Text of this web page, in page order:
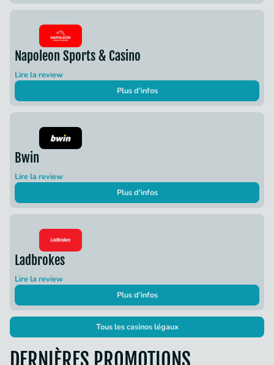
Napoleon Sports & Casino
Lire la review
Plus d'infos
Bwin
Lire la review
Plus d'infos
Ladbrokes
Lire la review
Plus d'infos
Tous les casinos légaux